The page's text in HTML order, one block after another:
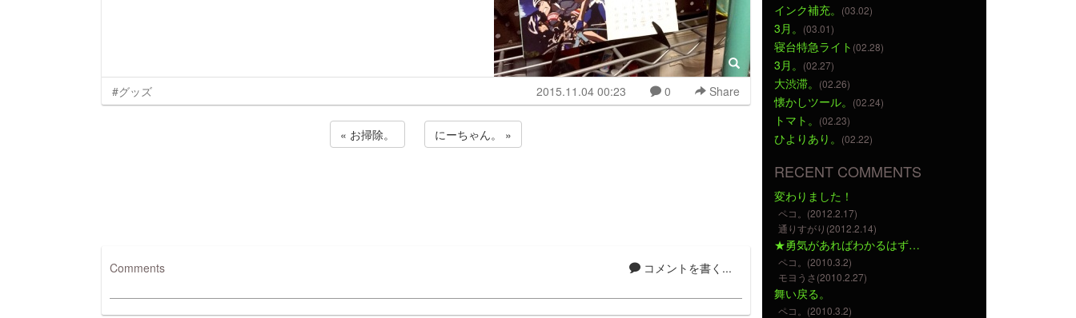
#グッズ 2015.11.04 00:23 0 Share
« お掃除。 にーちゃん。 »
コメントを書く...
Comments
インク補充。 (03.02)
3月。 (03.01)
寝台特急ライト (02.28)
3月。 (02.27)
大渋滞。 (02.26)
懐かしツール。 (02.24)
トマト。 (02.23)
ひよりあり。 (02.22)
RECENT COMMENTS
変わりました！
ペコ。(2012.2.17)
通りすがり(2012.2.14)
★勇気があればわかるはず…
ペコ。(2010.3.2)
モヨうさ(2010.2.27)
舞い戻る。
ペコ。(2010.3.2)